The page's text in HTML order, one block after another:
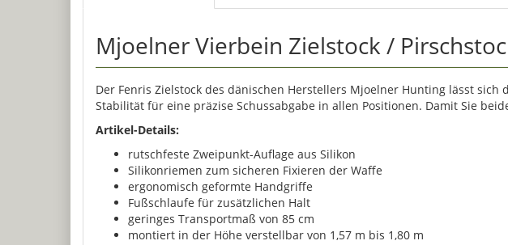
Mjoelner Vierbein Zielstock /
Der Fenris Zielstock des dänischen Herstellers Mjoelner Hunting lässt
Stabilität für eine präzise Schussabgabe in allen Positionen. Damit Sie
Artikel-Details:
rutschfeste Zweipunkt-Auflage aus Silikon
Silikonriemen zum sicheren Fixieren der Waffe
ergonomisch geformte Handgriffe
Fußschlaufe für zusätzlichen Halt
geringes Transportmaß von 85 cm
montiert in der Höhe verstellbar von 1,57 m bis 1,80 m